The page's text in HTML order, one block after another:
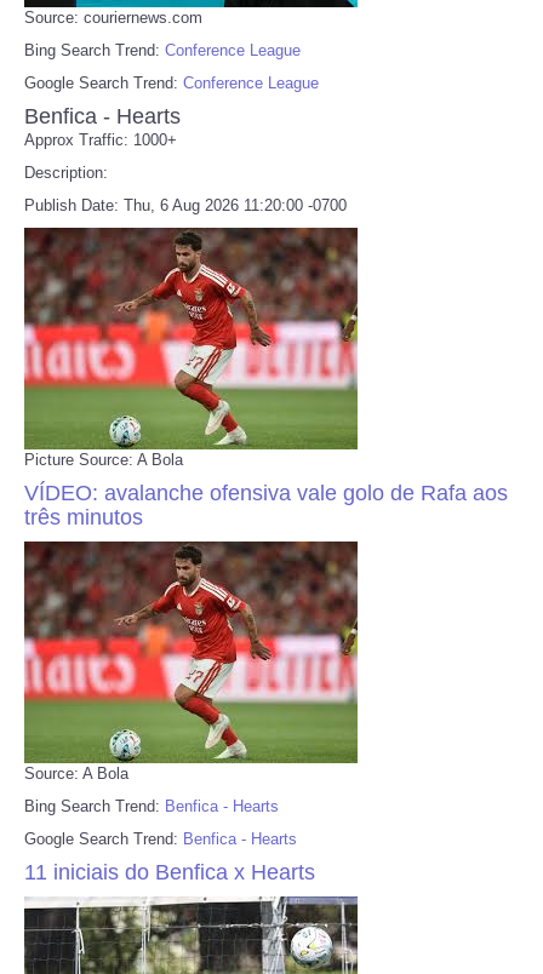
Source: couriernews.com
Bing Search Trend: Conference League
Google Search Trend: Conference League
Benfica - Hearts
Approx Traffic: 1000+
Description:
Publish Date: Thu, 6 Aug 2026 11:20:00 -0700
Picture Source: A Bola
VÍDEO: avalanche ofensiva vale golo de Rafa aos
três minutos
Source: A Bola
Bing Search Trend: Benfica - Hearts
Google Search Trend: Benfica - Hearts
11 iniciais do Benfica x Hearts